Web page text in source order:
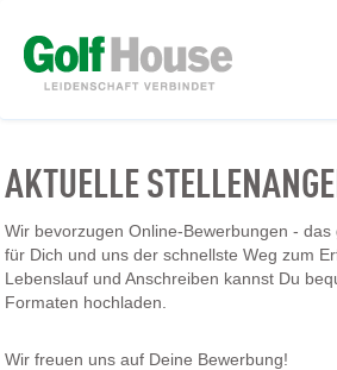
AKTUELLE
Wir bevorzugen Online-Bewerbungen -
für Dich und uns der schnellste Weg zum
Lebenslauf und Anschreiben kannst Du
Formaten hochladen.
Wir freuen uns auf Deine Bewerbung!